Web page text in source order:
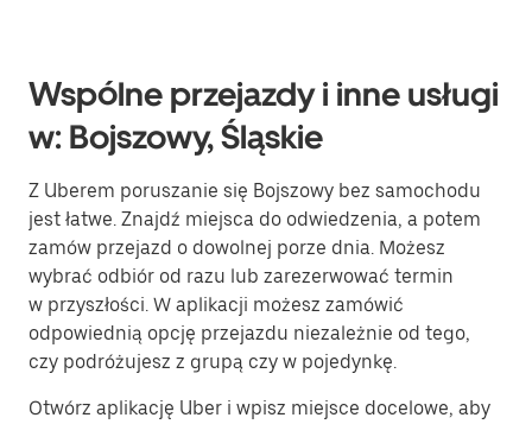
Wspólne przejazdy i inne usługi
w: Bojszowy, Śląskie
Z Uberem poruszanie się Bojszowy bez samochodu
jest łatwe. Znajdź miejsca do odwiedzenia, a potem
zamów przejazd o dowolnej porze dnia. Możesz
wybrać odbiór od razu lub zarezerwować termin
w przyszłości. W aplikacji możesz zamówić
odpowiednią opcję przejazdu niezależnie od tego,
czy podróżujesz z grupą czy w pojedynkę.
Otwórz aplikację Uber i wpisz miejsce docelowe, aby